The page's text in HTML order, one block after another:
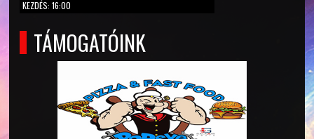
KEZDÉS: 16:00
TÁMOGATÓINK